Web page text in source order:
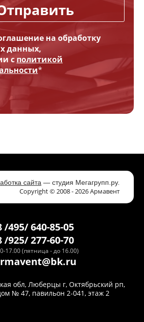
на обработку
данных,
с политикой
*
сайта — студия Мегагрупп.ру.
Copyright © 2008 - 2026 Армавент
/495/ 640-85-05
/925/ 277-60-70
17.00 (пятница - до 16.00)
обл, Люберцы г, Октябрьский рп,
№ 47, павильон 2-041, этаж 2